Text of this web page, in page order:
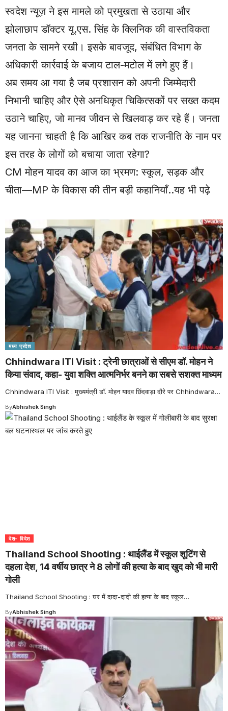
स्वदेश न्यूज़ ने इस मामले को प्रमुखता से उठाया और
झोलाछाप डॉक्टर यू.एस. सिंह के क्लिनिक की वास्तविकता
जनता के सामने रखी। इसके बावजूद, संबंधित विभाग के
अधिकारी कार्रवाई के बजाय टाल-मटोल में लगे हुए हैं।
अब समय आ गया है जब प्रशासन को अपनी जिम्मेदारी
निभानी चाहिए और ऐसे अनधिकृत चिकित्सकों पर सख्त कदम
उठाने चाहिए, जो मानव जीवन से खिलवाड़ कर रहे हैं। जनता
यह जानना चाहती है कि आखिर कब तक राजनीति के नाम पर
इस तरह के लोगों को बचाया जाता रहेगा?
CM मोहन यादव का आज का भ्रमण: स्कूल, सड़क और
चीता—MP के विकास की तीन बड़ी कहानियाँ..यह भी पढ़े
मध्य प्रदेश
Chhindwara ITI Visit : ट्रेनी छात्राओं से सीएम डॉ. मोहन ने
किया संवाद, कहा- युवा शक्ति आत्मनिर्भर बनने का सबसे सशक्त माध्यम
Chhindwara ITI Visit : मुख्यमंत्री डॉ. मोहन यादव छिंदवाड़ा दौरे पर Chhindwara…
ByAbhishek Singh
देश- विदेश
Thailand School Shooting : थाईलैंड में स्कूल शूटिंग से
दहला देश, 14 वर्षीय छात्र ने 8 लोगों की हत्या के बाद खुद को भी मारी
गोली
Thailand School Shooting : घर में दादा-दादी की हत्या के बाद स्कूल…
ByAbhishek Singh